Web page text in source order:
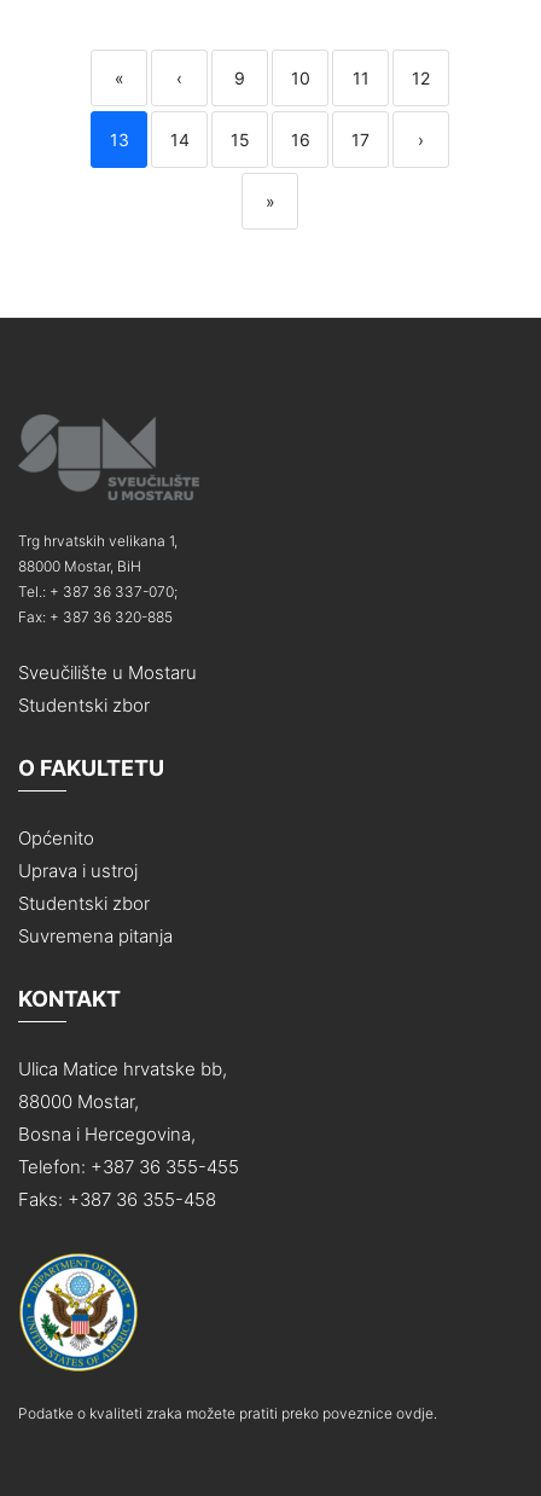
« ‹ 9 10 11 12
13 14 15 16 17 ›
»
Trg hrvatskih velikana 1,
88000 Mostar, BiH
Tel.: + 387 36 337-070;
Fax: + 387 36 320-885
Sveučilište u Mostaru
Studentski zbor
O FAKULTETU
Općenito
Uprava i ustroj
Studentski zbor
Suvremena pitanja
KONTAKT
Ulica Matice hrvatske bb,
88000 Mostar,
Bosna i Hercegovina,
Telefon: +387 36 355-455
Faks: +387 36 355-458
Podatke o kvaliteti zraka možete pratiti preko poveznice ovdje.